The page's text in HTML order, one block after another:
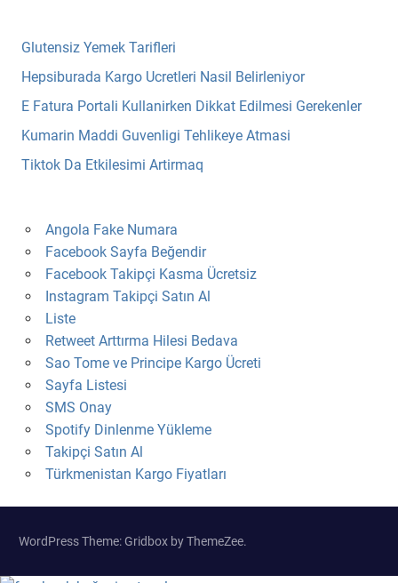
Glutensiz Yemek Tarifleri
Hepsiburada Kargo Ucretleri Nasil Belirleniyor
E Fatura Portali Kullanirken Dikkat Edilmesi Gerekenler
Kumarin Maddi Guvenligi Tehlikeye Atmasi
Tiktok Da Etkilesimi Artirmaq
Angola Fake Numara
Facebook Sayfa Beğendir
Facebook Takipçi Kasma Ücretsiz
Instagram Takipçi Satın Al
Liste
Retweet Arttırma Hilesi Bedava
Sao Tome ve Principe Kargo Ücreti
Sayfa Listesi
SMS Onay
Spotify Dinlenme Yükleme
Takipçi Satın Al
Türkmenistan Kargo Fiyatları
WordPress Theme: Gridbox by ThemeZee.